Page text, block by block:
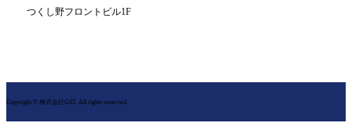
つくし野フロントビル1F
Copyright © 株式会社GST. All rights reserved.